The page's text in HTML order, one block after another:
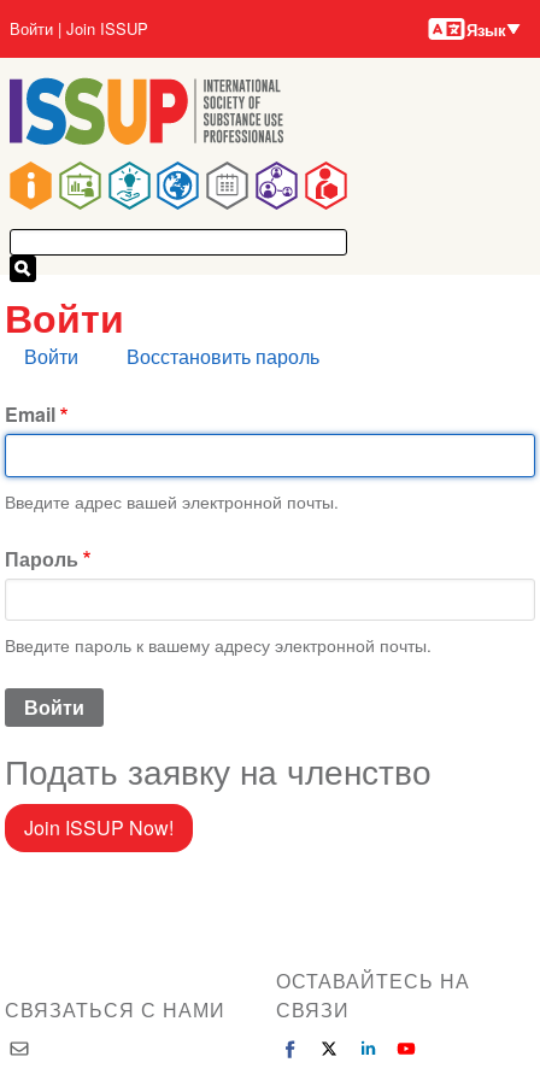
основному
содержанию
Main
navigation
User
account
menu
Войти Join ISSUP Языки
Язык
Войти
Главные
Войти Восстановить пароль
Email
Введите адрес вашей электронной почты.
Пароль
Введите пароль к вашему адресу электронной почты.
Подать заявку на членство
Join ISSUP Now!
СВЯЗАТЬСЯ С НАМИ
ОСТАВАЙТЕСЬ НА
СВЯЗИ